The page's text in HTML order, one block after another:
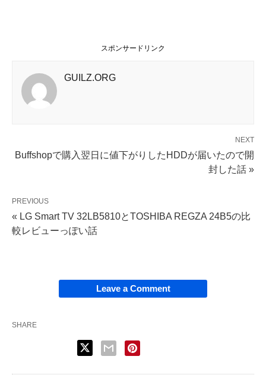
スポンサードリンク
GUILZ.ORG
NEXT
Buffshopで購入翌日に値下がりしたHDDが届いたので開
封した話 »
PREVIOUS
« LG Smart TV 32LB5810とTOSHIBA REGZA 24B5の比
較レビューっぽい話
Leave a Comment
SHARE